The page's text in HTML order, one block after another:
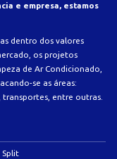
e empresa, estamos
dentro dos valores
os projetos
de Ar Condicionado,
se as áreas:
entre outras.
Split